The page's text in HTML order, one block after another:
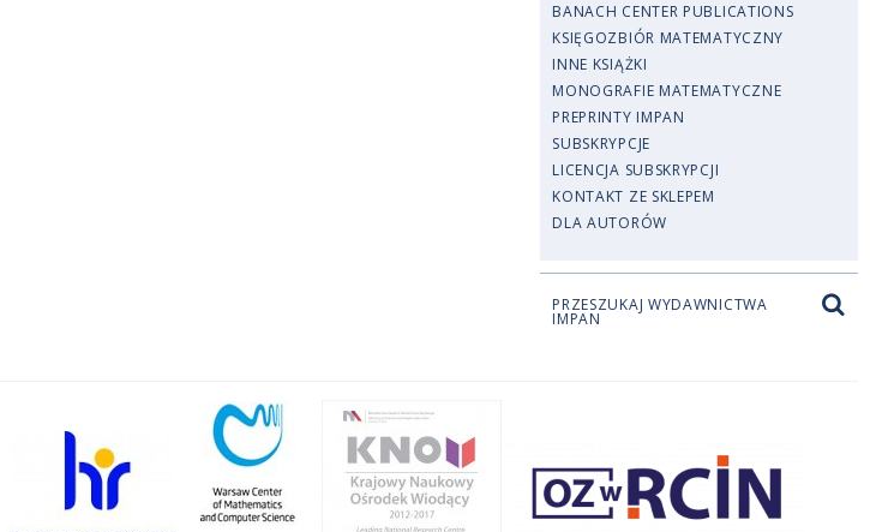
BANACH CENTER PUBLICATIONS
KSIĘGOZBIÓR MATEMATYCZNY
INNE KSIĄŻKI
MONOGRAFIE MATEMATYCZNE
PREPRINTY IMPAN
SUBSKRYPCJE
LICENCJA SUBSKRYPCJI
KONTAKT ZE SKLEPEM
DLA AUTORÓW
PRZESZUKAJ WYDAWNICTWA
IMPAN